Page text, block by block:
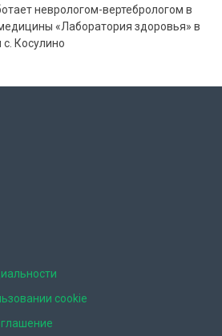
неврологом-вертебрологом в
«Лаборатория здоровья» в
Косулино
cookie